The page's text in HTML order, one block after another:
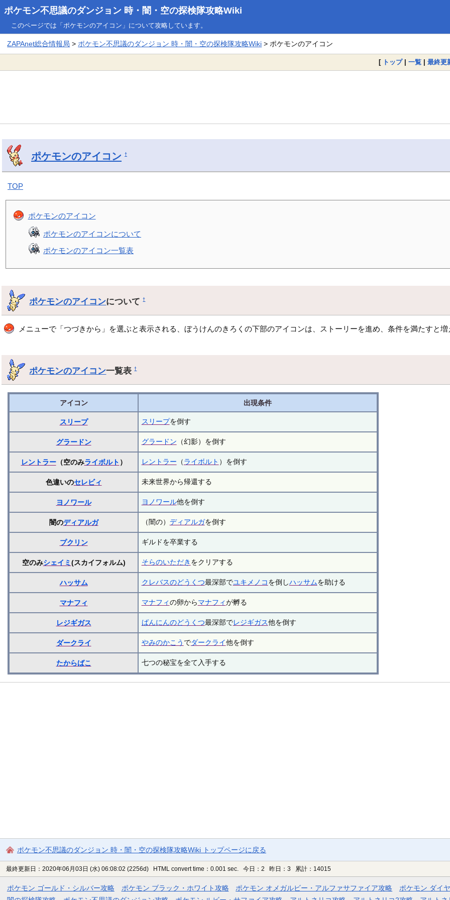
ポケモン不思議のダンジョン 時・闇・空の探検隊攻略Wiki
このページでは「ポケモンのアイコン」について攻略しています。
ZAPAnet総合情報局 >ポケモン不思議のダンジョン 時・闇・空の探検隊攻略Wiki > ポケモンのアイコン
[ トップ| 一覧 | 最終更
ポケモンのアイコン †
TOP
ポケモンのアイコン
ポケモンのアイコンについて
ポケモンのアイコン一覧表
ポケモンのアイコンについて†
メニューで「つづきから」を選ぶと表示される、ぼうけんのきろくの下部のアイコンは、ストーリーを進め、条件を満たすと増
ポケモンのアイコン一覧表†
アイコン 出現条件
スリープ スリープを倒す
グラードン グラードン （幻影）を倒す
レントラー（空のみライボルト ） レントラー （ライボルト ）を倒す
色違いのセレビィ 未来世界から帰還する
ヨノワール ヨノワール他を倒す
闇のディアルガ （闇の） ディアルガを倒す
プクリン ギルドを卒業する
空のみシェイミ (スカイフォルム) そらのいただき をクリアする
ハッサム クレバスのどうくつ最深部でユキメノコを倒しハッサムを助ける
マナフィ マナフィの卵からマナフィが孵る
レジギガス ばんにんのどうくつ最深部でレジギガス他を倒す
ダークライ やみのかこう でダークライ他を倒す
たからばこ 七つの秘宝を全て入手する
ポケモン不思議のダンジョン 時・闇・空の探検隊攻略Wiki トップページに戻る
最終更新日：2020年06月03日 (水) 06:08:02 (2256d) HTML convert time：0.001 sec. 今日：2 昨日：3 累計：14015
ポケモン ゴールド・シルバー攻略 ポケモン ブラック・ホワイト攻略 ポケモン オメガルビー・アルファサファイア攻略 ポケモン ダイ